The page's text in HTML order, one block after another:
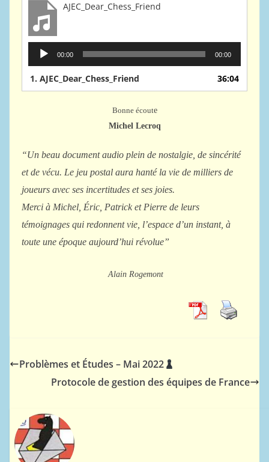
AJEC_Dear_Chess_Friend
Lecteur
audio
00:00 00:00
1. AJEC_Dear_Chess_Friend 36:04
Bonne écoute
Michel Lecroq
“Un beau document audio plein de nostalgie, de sincérité
et de vécu. Le jeu postal aura hanté la vie de milliers de
joueurs avec ses incertitudes et ses joies.
Merci à Michel, Éric, Patrick et Pierre de leurs
témoignages qui redonnent vie, l’espace d’un instant, à
toute une époque aujourd’hui révolue”
Alain Rogemont
Problèmes et Études – Mai 2022
Protocole de gestion des équipes de France